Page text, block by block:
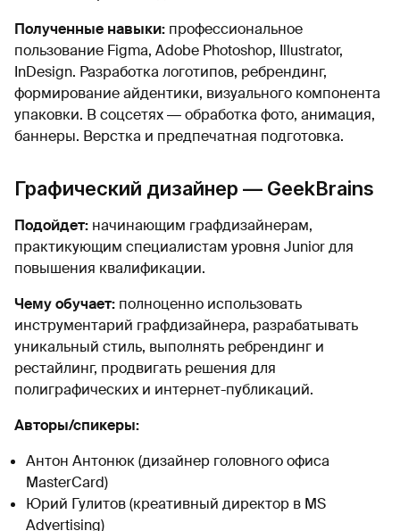
Полученные навыки: профессиональное
пользование Figma, Adobe Photoshop, Illustrator,
InDesign. Разработка логотипов, ребрендинг,
формирование айдентики, визуального компонента
упаковки. В соцсетях ― обработка фото, анимация,
баннеры. Верстка и предпечатная подготовка.
Графический дизайнер — GeekBrains
Подойдет: начинающим графдизайнерам,
практикующим специалистам уровня Junior для
повышения квалификации.
Чему обучает: полноценно использовать
инструментарий графдизайнера, разрабатывать
уникальный стиль, выполнять ребрендинг и
рестайлинг, продвигать решения для
полиграфических и интернет-публикаций.
Авторы/спикеры:
Антон Антонюк (дизайнер головного офиса
MasterCard)
Юрий Гулитов (креативный директор в MS
Advertising)